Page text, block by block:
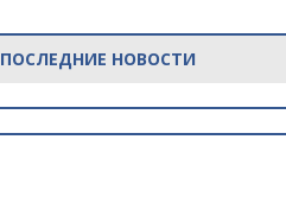
ПОСЛЕДНИЕ НОВОСТИ